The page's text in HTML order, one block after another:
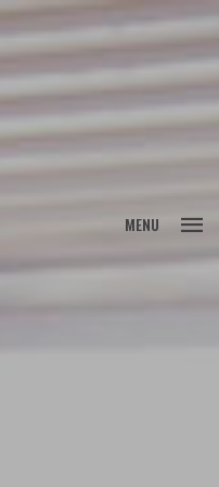
FECHAR
MENU